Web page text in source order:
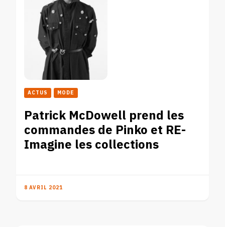
ACTUS MODE
Patrick McDowell prend les
commandes de Pinko et RE-
Imagine les collections
8 AVRIL 2021